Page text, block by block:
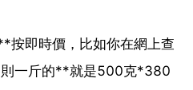
即時價，比如你在網上查
一斤的**就是500克*380